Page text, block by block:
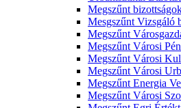
Megszűnt
Mesgszűnt Vizsgáló
Megszűnt
Megszűnt Városi
Megszűnt Városi
Megszűnt Városi
Megszűnt Energia
Megszűnt Városi